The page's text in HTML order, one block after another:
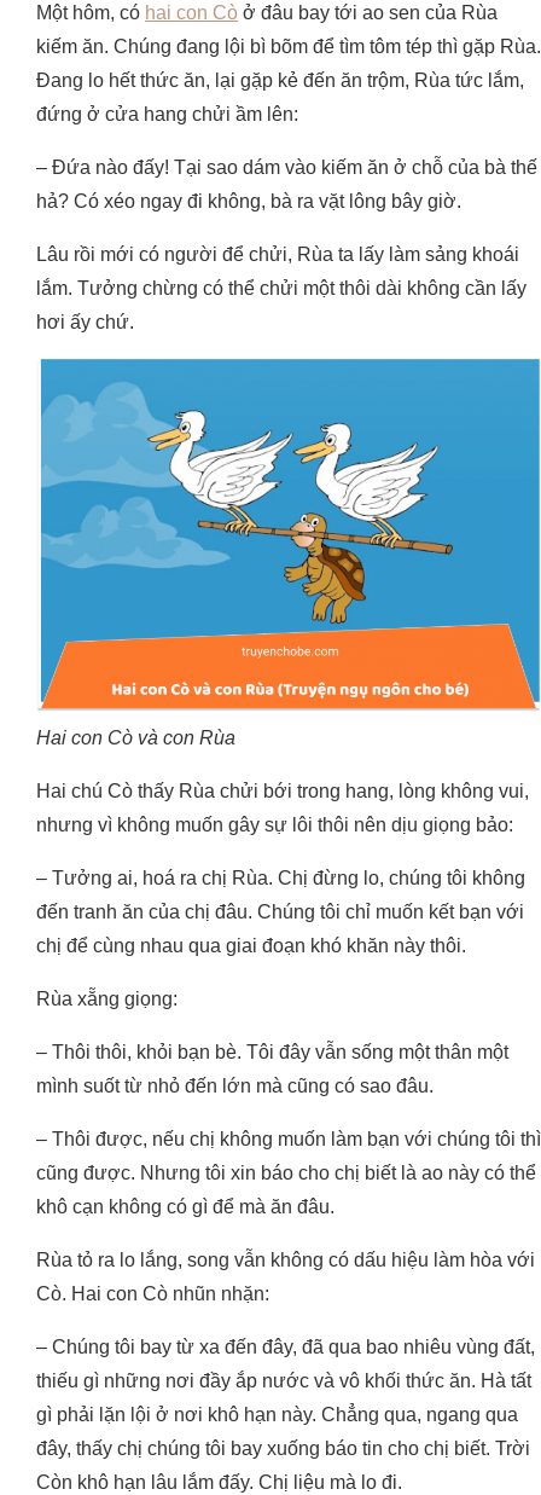
Một hôm, có hai con Cò ở đâu bay tới ao sen của Rùa
kiếm ăn. Chúng đang lội bì bõm để tìm tôm tép thì gặp Rùa.
Đang lo hết thức ăn, lại gặp kẻ đến ăn trộm, Rùa tức lắm,
đứng ở cửa hang chửi ầm lên:
– Đứa nào đấy! Tại sao dám vào kiếm ăn ở chỗ của bà thế
hả? Có xéo ngay đi không, bà ra vặt lông bây giờ.
Lâu rồi mới có người để chửi, Rùa ta lấy làm sảng khoái
lắm. Tưởng chừng có thể chửi một thôi dài không cần lấy
hơi ấy chứ.
Hai con Cò và con Rùa
Hai chú Cò thấy Rùa chửi bới trong hang, lòng không vui,
nhưng vì không muốn gây sự lôi thôi nên dịu giọng bảo:
– Tưởng ai, hoá ra chị Rùa. Chị đừng lo, chúng tôi không
đến tranh ăn của chị đâu. Chúng tôi chỉ muốn kết bạn với
chị để cùng nhau qua giai đoạn khó khăn này thôi.
Rùa xẵng giọng:
– Thôi thôi, khỏi bạn bè. Tôi đây vẫn sống một thân một
mình suốt từ nhỏ đến lớn mà cũng có sao đâu.
– Thôi được, nếu chị không muốn làm bạn với chúng tôi thì
cũng được. Nhưng tôi xin báo cho chị biết là ao này có thể
khô cạn không có gì để mà ăn đâu.
Rùa tỏ ra lo lắng, song vẫn không có dấu hiệu làm hòa với
Cò. Hai con Cò nhũn nhặn:
– Chúng tôi bay từ xa đến đây, đã qua bao nhiêu vùng đất,
thiếu gì những nơi đầy ắp nước và vô khối thức ăn. Hà tất
gì phải lặn lội ở nơi khô hạn này. Chẳng qua, ngang qua
đây, thấy chị chúng tôi bay xuống báo tin cho chị biết. Trời
Còn khô hạn lâu lắm đấy. Chị liệu mà lo đi.